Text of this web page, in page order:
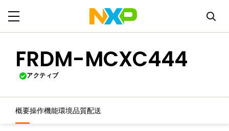
FRDM-MCXC444
アクティブ
概要操作機能環境品質配送